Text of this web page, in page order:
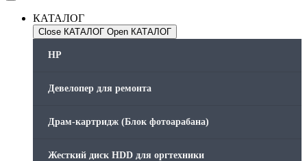
КАТАЛОГ
Close КАТАЛОГ Open КАТАЛОГ
HP
Девелопер для ремонта
Драм-картридж (Блок фотоарабана)
Жесткий диск HDD для оргтехники